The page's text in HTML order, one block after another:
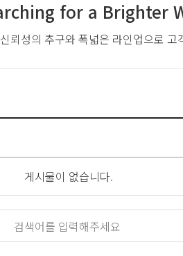
for a Brighter
뢰성의 추구와폭넓은 라인업으로 고
게시물이 없습니다.